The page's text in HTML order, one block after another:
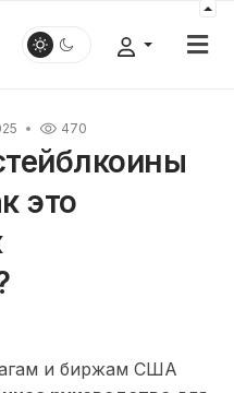
470
это
и биржам США